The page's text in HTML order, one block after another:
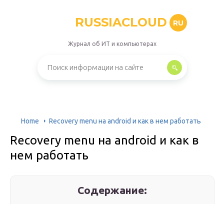
RUSSIACLOUD RU
Журнал об ИТ и компьютерах
Home Recovery menu на android и как в нем работать
Recovery menu на android и как в
нем работать
Содержание: